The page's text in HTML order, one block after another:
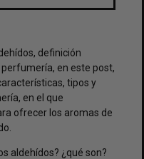
definición
en este post,
tipos y
en el que
ofrecer los aromas de
aldehídos? ¿qué son?